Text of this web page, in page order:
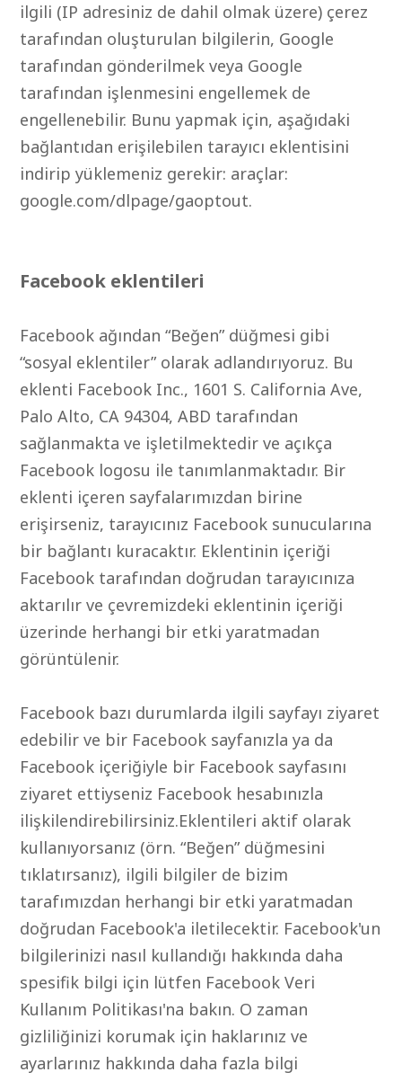
ilgili (IP adresiniz de dahil olmak üzere) çerez
tarafından oluşturulan bilgilerin, Google
tarafından gönderilmek veya Google
tarafından işlenmesini engellemek de
engellenebilir. Bunu yapmak için, aşağıdaki
bağlantıdan erişilebilen tarayıcı eklentisini
indirip yüklemeniz gerekir: araçlar:
google.com/dlpage/gaoptout.
Facebook eklentileri
Facebook ağından “Beğen” düğmesi gibi
“sosyal eklentiler” olarak adlandırıyoruz. Bu
eklenti Facebook Inc., 1601 S. California Ave,
Palo Alto, CA 94304, ABD tarafından
sağlanmakta ve işletilmektedir ve açıkça
Facebook logosu ile tanımlanmaktadır. Bir
eklenti içeren sayfalarımızdan birine
erişirseniz, tarayıcınız Facebook sunucularına
bir bağlantı kuracaktır. Eklentinin içeriği
Facebook tarafından doğrudan tarayıcınıza
aktarılır ve çevremizdeki eklentinin içeriği
üzerinde herhangi bir etki yaratmadan
görüntülenir.
Facebook bazı durumlarda ilgili sayfayı ziyaret
edebilir ve bir Facebook sayfanızla ya da
Facebook içeriğiyle bir Facebook sayfasını
ziyaret ettiyseniz Facebook hesabınızla
ilişkilendirebilirsiniz.Eklentileri aktif olarak
kullanıyorsanız (örn. “Beğen” düğmesini
tıklatırsanız), ilgili bilgiler de bizim
tarafımızdan herhangi bir etki yaratmadan
doğrudan Facebook'a iletilecektir. Facebook'un
bilgilerinizi nasıl kullandığı hakkında daha
spesifik bilgi için lütfen Facebook Veri
Kullanım Politikası'na bakın. O zaman
gizliliğinizi korumak için haklarınız ve
ayarlarınız hakkında daha fazla bilgi